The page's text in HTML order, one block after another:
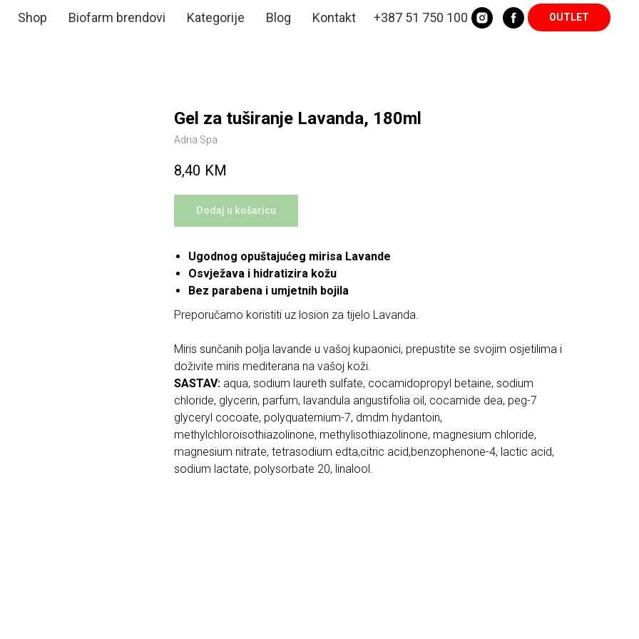
Shop Biofarm brendovi Kategorije Blog Kontakt +387 51 750 100 OUTLET
Gel za tuširanje Lavanda, 180ml
Adria Spa
8,40 KM
Dodaj u košaricu
Ugodnog opuštajućeg mirisa Lavande
Osvježava i hidratizira kožu
Bez parabena i umjetnih bojila
Preporučamo koristiti uz losion za tijelo Lavanda.
Miris sunčanih polja lavande u vašoj kupaonici, prepustite se svojim osjetilima i
doživite miris mediterana na vašoj koži.
SASTAV: aqua, sodium laureth sulfate, cocamidopropyl betaine, sodium
chloride, glycerin, parfum, lavandula angustifolia oil, cocamide dea, peg-7
glyceryl cocoate, polyquaternium-7, dmdm hydantoin,
methylchloroisothiazolinone, methylisothiazolinone, magnesium chloride,
magnesium nitrate, tetrasodium edta,citric acid,benzophenone-4, lactic acid,
sodium lactate, polysorbate 20, linalool.